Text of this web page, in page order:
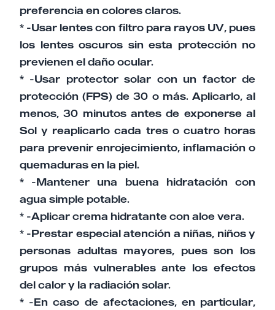
preferencia en colores claros.
* -Usar lentes con filtro para rayos UV, pues
los lentes oscuros sin esta protección no
previenen el daño ocular.
* -Usar protector solar con un factor de
protección (FPS) de 30 o más. Aplicarlo, al
menos, 30 minutos antes de exponerse al
Sol y reaplicarlo cada tres o cuatro horas
para prevenir enrojecimiento, inflamación o
quemaduras en la piel.
* -Mantener una buena hidratación con
agua simple potable.
* -Aplicar crema hidratante con aloe vera.
* -Prestar especial atención a niñas, niños y
personas adultas mayores, pues son los
grupos más vulnerables ante los efectos
del calor y la radiación solar.
* -En caso de afectaciones, en particular,